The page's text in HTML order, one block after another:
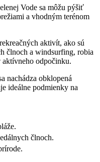
Vode sa môžu pýšiť
a vhodným terénom
aktivít, ako sú
člnoch a windsurfing, robia
aktívneho odpočinku.
nachádza obklopená
ideálne podmienky na
člnoch.